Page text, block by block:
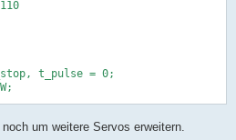
t_pulse = 0;
um weitere Servos erweitern.